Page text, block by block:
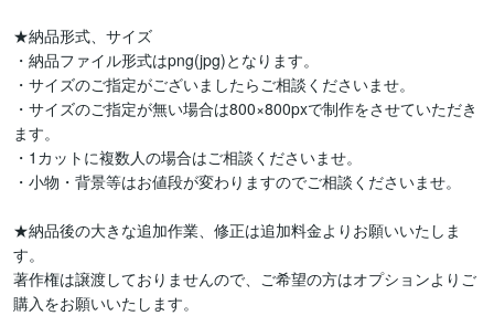
★納品形式、サイズ
・納品ファイル形式はpng(jpg)となります。
・サイズのご指定がございましたらご相談くださいませ。
・サイズのご指定が無い場合は800×800pxで制作をさせていただき
ます。
・1カットに複数人の場合はご相談くださいませ。
・小物・背景等はお値段が変わりますのでご相談くださいませ。
★納品後の大きな追加作業、修正は追加料金よりお願いいたしま
す。
著作権は譲渡しておりませんので、ご希望の方はオプションよりご
購入をお願いいたします。